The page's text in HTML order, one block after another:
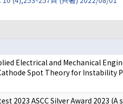
Electrical and Mechanical
Spot Theory for Instability
2023 ASCC Silver Award 2023